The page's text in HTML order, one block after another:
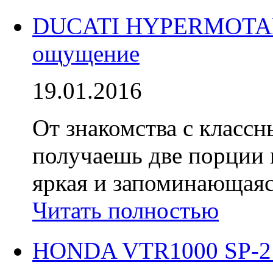
DUCATI
ощущение
19.01.2016
От знакомства с
получаешь две порции
яркая и
Читать полностью
HONDA VTR1000 SP-